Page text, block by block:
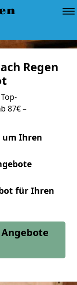
Regen
87€ –
um Ihren
für Ihren